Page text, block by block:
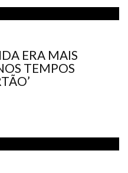
ERA MAIS
TEMPOS